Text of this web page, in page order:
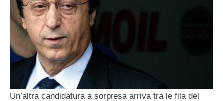
Un’altra candidatura a sorpresa arriva tra le fila del